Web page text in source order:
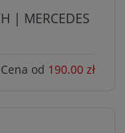
| MERCEDES
Cena od 190.00 zł